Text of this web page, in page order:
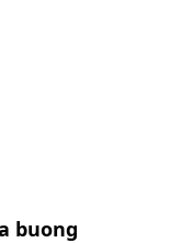
buong